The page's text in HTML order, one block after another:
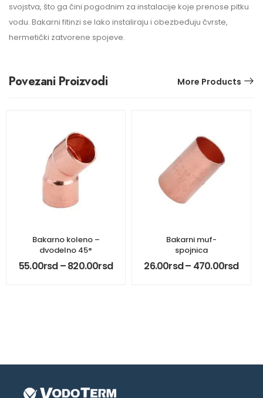
svojstva, što ga čini pogodnim za instalacije koje prenose pitku
vodu. Bakarni fitinzi se lako instaliraju i obezbeđuju čvrste,
hermetički zatvorene spojeve.
Povezani Proizvodi More Products
Bakarno koleno –
dvodelno 45°
55.00rsd–820.00rsd
Bakarni muf-
spojnica
26.00rsd– 470.00rsd